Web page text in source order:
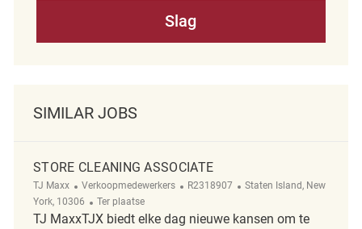
Slag
SIMILAR JOBS
STORE CLEANING ASSOCIATE
TJ Maxx Categorie
Verkoopmedewerkers ReqId
R2318907 Plaats
Staten Island, New
York, 10306
Afgelegen
Ter plaatse
TJ MaxxTJX biedt elke dag nieuwe kansen om te